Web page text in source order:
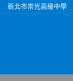
新北市崇光高級中學